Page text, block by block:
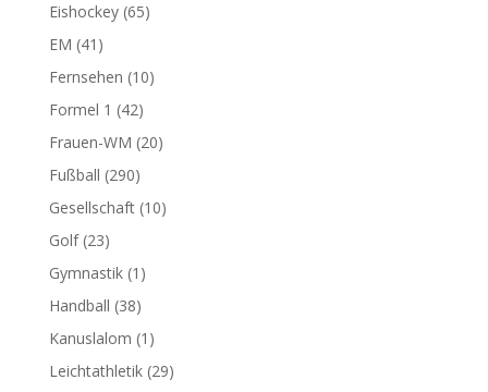
Eishockey(65)
EM (41)
Fernsehen (10)
Formel 1 (42)
Frauen-WM (20)
Fußball (290)
Gesellschaft(10)
Golf(23)
Gymnastik(1)
Handball (38)
Kanuslalom (1)
Leichtathletik(29)